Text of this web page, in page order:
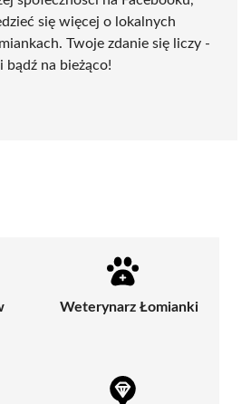
się więcej o lokalnych
Twoje zdanie się liczy -
bądź na bieżąco!
Weterynarz Łomianki